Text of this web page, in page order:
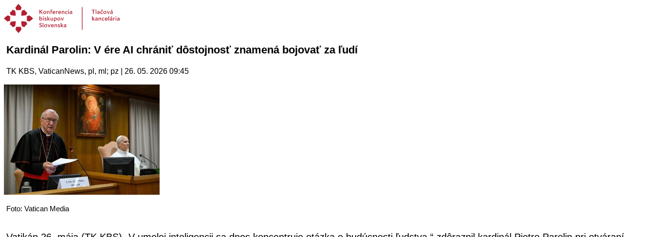
Kardinál Parolin: V ére AI chrániť dôstojnosť znamená bojovať za ľudí
TK KBS, VaticanNews, pl, ml; pz | 26. 05. 2026 09:45
Foto: Vatican Media